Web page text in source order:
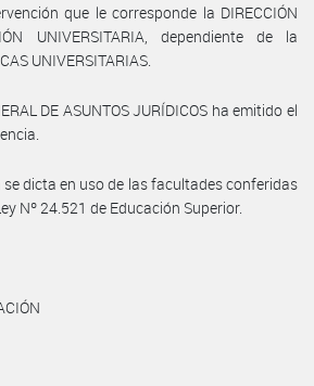
que le corresponde la DIRECCIÓN
UNIVERSITARIA, dependiente de la
UNIVERSITARIAS.
DE ASUNTOS JURÍDICOS ha emitido el
se dicta en uso de las facultades conferidas
Nº 24.521 de Educación Superior.